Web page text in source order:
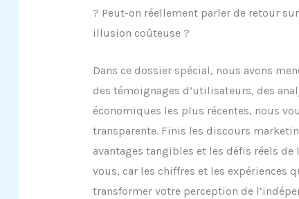
? Peut-on réellement parler de retour
illusion coûteuse ?
Dans ce dossier spécial, nous avons
des témoignages d’utilisateurs, des
économiques les plus récentes, nous
transparente. Finis les discours
avantages tangibles et les défis réels de
vous, car les chiffres et les expériences
transformer votre perception de